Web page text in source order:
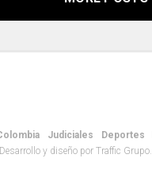
Judiciales Deportes
y diseño por Traffic Grupo.